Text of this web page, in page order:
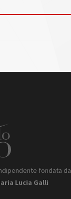
fondata da
Lucia Galli